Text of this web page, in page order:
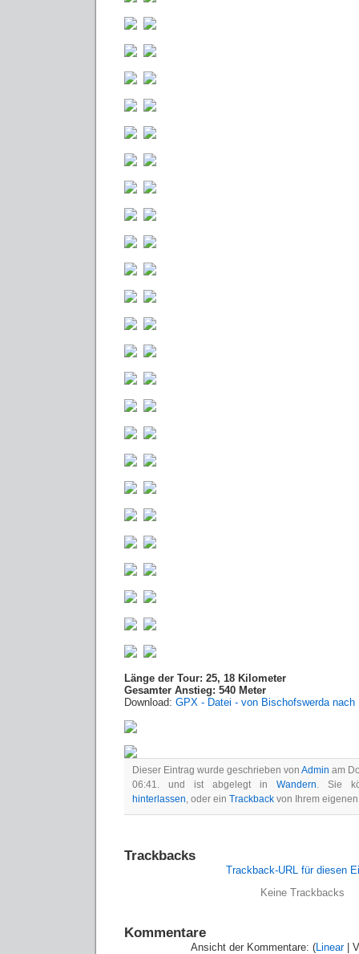
Länge der Tour: 25, 18 Kilometer
Gesamter Anstieg: 540 Meter
Download: GPX - Datei - von Bischofswerda nach
Dieser Eintrag wurde geschrieben von Admin am
06:41. und ist abgelegt in Wandern. Sie
hinterlassen, oder ein Trackback von Ihrem
Trackbacks
Trackback-URL für diesen
Keine Trackbacks
Kommentare
Ansicht der Kommentare: (Linear|